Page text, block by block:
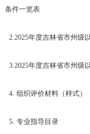
条件一览表
2.2025年度吉林省市州级
3.2025年度吉林省市州级
4. 组织评价材料（样式）
5. 专业指导目录